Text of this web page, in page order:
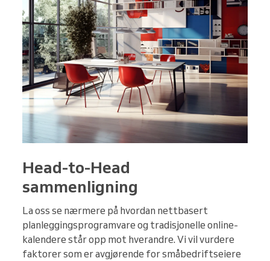
Head-to-Head
sammenligning
La oss se nærmere på hvordan nettbasert
planleggingsprogramvare og tradisjonelle online-
kalendere står opp mot hverandre. Vi vil vurdere
faktorer som er avgjørende for småbedriftseiere